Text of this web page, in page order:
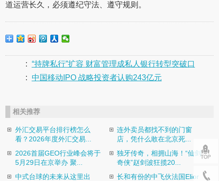
道运营长久，必须遵纪守法、遵守规则。
: “持牌私行”扩容 财富管理成私人银行转型突破口
: 中国移动IPO 战略投资者认购243亿元
相关推荐
外汇交易平台排行榜怎么
看？2026年度外汇交易...
连外卖员都找不到的门窗
店，凭什么敢在北京死...
2026首届GEO行业峰会将于
5月29日在京举办 聚...
独牙传奇，相拥山海！“仙剑
奇侠”赵剑波狂揽20...
中式台球的未来从这里出
长和有份的中飞伙法国Elior